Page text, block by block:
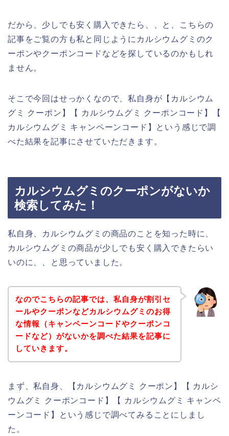
だから、少しでも安く購入できたら、、と、こちらの
記事をご覧の方も私と同じようにカルシウムグミのク
ーポンやクーポンコードなどを探しているのかもしれ
ません。
そこで今回はせっかくなので、私自身が【カルシウム
グミ クーポン】【 カルシウムグミ クーポンコード】【
カルシウムグミ キャンペーンコード】という感じで調
べた結果を記事にさせていただきます。
カルシウムグミのクーポンがないか
検索してみた！
私自身、カルシウムグミの商品のことを知った時に、
カルシウムグミの商品が少しでも安く購入できたらい
いのに、、と思っていました。
なのでこちらの記事では、私自身が割引セ
ールやクーポンなどカルシウムグミのお得
な情報（キャンペーンコードやクーポンコ
ードなど）がないかを調べた結果を記事に
していきます。
まず、私自身、【カルシウムグミ クーポン】【 カルシ
ウムグミ クーポンコード】【 カルシウムグミ キャンペ
ーンコード】という感じで調べてみることにしまし
た。